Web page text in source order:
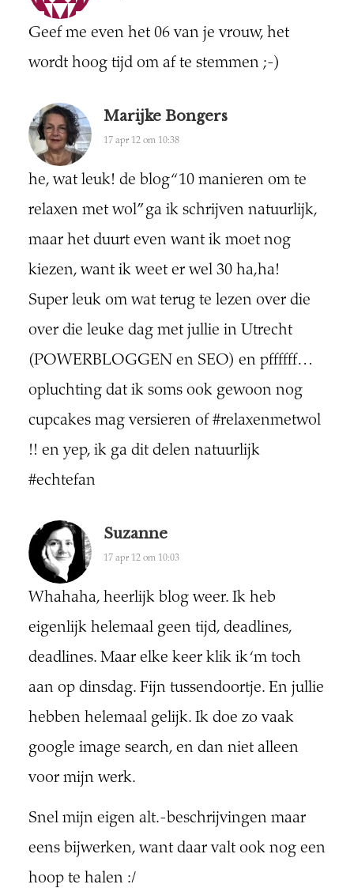
Geef me even het 06 van je vrouw, het
wordt hoog tijd om af te stemmen ;-)
Marijke Bongers
17 apr 12 om 10:38
he, wat leuk! de blog “10 manieren om te
relaxen met wol” ga ik schrijven natuurlijk,
maar het duurt even want ik moet nog
kiezen, want ik weet er wel 30 ha,ha!
Super leuk om wat terug te lezen over die
over die leuke dag met jullie in Utrecht
(POWERBLOGGEN en SEO) en pffffff…
opluchting dat ik soms ook gewoon nog
cupcakes mag versieren of #relaxenmetwol
!! en yep, ik ga dit delen natuurlijk
#echtefan
Suzanne
17 apr 12 om 10:03
Whahaha, heerlijk blog weer. Ik heb
eigenlijk helemaal geen tijd, deadlines,
deadlines. Maar elke keer klik ik ‘m toch
aan op dinsdag. Fijn tussendoortje. En jullie
hebben helemaal gelijk. Ik doe zo vaak
google image search, en dan niet alleen
voor mijn werk.
Snel mijn eigen alt.-beschrijvingen maar
eens bijwerken, want daar valt ook nog een
hoop te halen :/